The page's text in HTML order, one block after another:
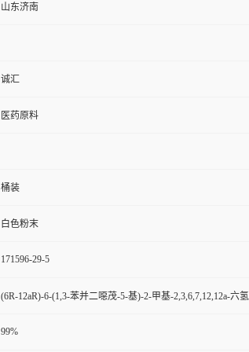
山东济南
诚汇
医药原料
桶装
白色粉末
171596-29-5
(6R-12aR)-6-(1,3-苯并二噁茂-5-基)-2-甲基-2,3,6,7,12,12a-六
99%